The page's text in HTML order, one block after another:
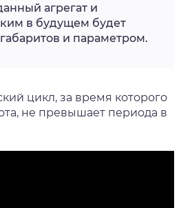
агрегат и
в будущем будет
и параметром.
цикл, за время которого
не превышает периода в